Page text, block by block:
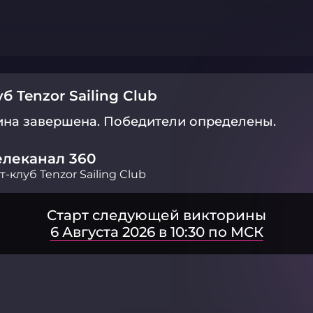
Tenzor Sailing Club
завершена. Победители определены.
360
клуб Tenzor Sailing Club
Старт следующей викторины
6 Августа 2026 в 10:30 по МСК